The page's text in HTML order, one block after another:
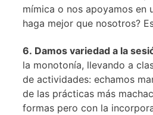
mímica o nos apoyamos en
haga mejor que nosotros?
6. Damos variedad a la
la monotonía, llevando a
de actividades: echamos
de las prácticas más
formas pero con la